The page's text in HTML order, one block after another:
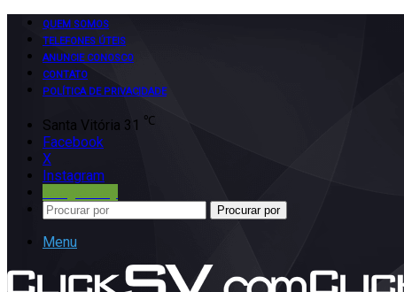
QUEM SOMOS
TELEFONES ÚTEIS
ANUNCIE CONOSCO
CONTATO
POLÍTICA DE PRIVACIDADE
Santa Vitória 31 ℃
Facebook
X
Instagram
Procurar por
Menu